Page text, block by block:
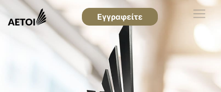
Εγγραφείτε